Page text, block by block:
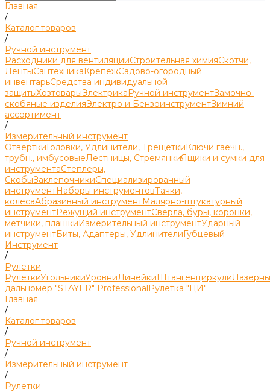
Главная
/
Каталог товаров
/
Ручной инструмент
Расходники для вентиляцииСтроительная химияСкотчи,
ЛентыСантехникаКрепежСадово-огородный
инвентарьСредства индивидуальной
защитыХозтоварыЭлектрикаРучной инструментЗамочно-
скобяные изделияЭлектро и БензоинструментЗимний
ассортимент
/
Измерительный инструмент
ОтверткиГоловки, Удлинители, ТрещеткиКлючи гаечн.,
трубн., имбусовыеЛестницы, СтремянкиЯщики и сумки для
инструментаСтеплеры,
СкобыЗаклепочникиСпециализированный
инструментНаборы инструментовТачки,
колесаАбразивный инструментМалярно-штукатурный
инструментРежущий инструментСверла, буры, коронки,
метчики, плашкиИзмерительный инструментУдарный
инструментБиты, Адаптеры, УдлинителиГубцевый
Инструмент
/
Рулетки
РулеткиУгольникиУровниЛинейкиШтангенциркули
дальномер "STAYER" ProfessionalРулетка "ЦИ"
Главная
/
Каталог товаров
/
Ручной инструмент
/
Измерительный инструмент
/
Рулетки